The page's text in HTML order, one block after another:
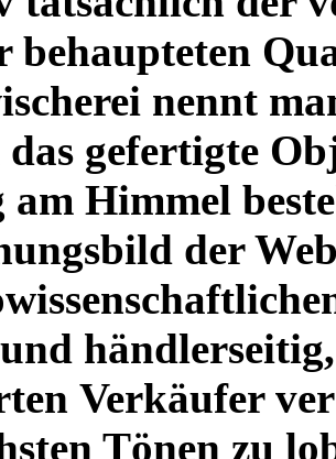
behaupteten
nennt
das gefertigte
Himmel
der
Verkäufer
Tönen zu